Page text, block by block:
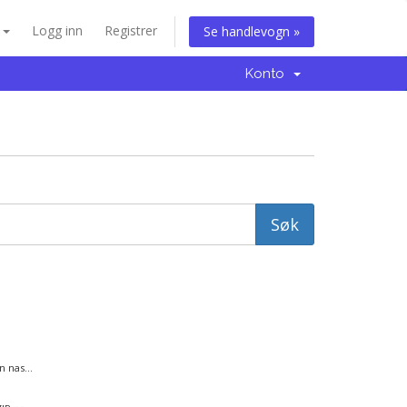
Logg inn Registrer Se handlevogn »
Konto
nas...